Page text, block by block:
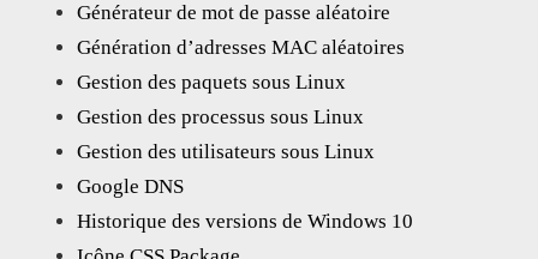
Générateur de mot de passe aléatoire
Génération d’adresses MAC aléatoires
Gestion des paquets sous Linux
Gestion des processus sous Linux
Gestion des utilisateurs sous Linux
Google DNS
Historique des versions de Windows 10